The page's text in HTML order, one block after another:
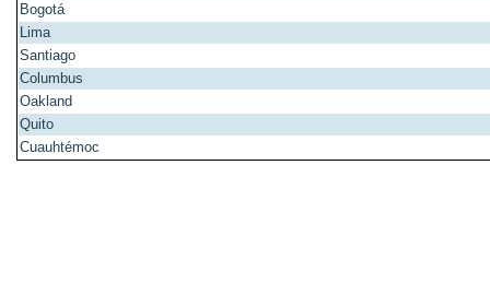
Bogotá
Lima
Santiago
Columbus
Oakland
Quito
Cuauhtémoc